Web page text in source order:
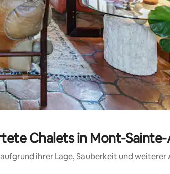
Chalets in Mont-
ihrer Lage, Sauberkeit und